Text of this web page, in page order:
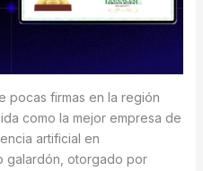
pocas firmas en la región
como la mejor empresa de
artificial en
galardón, otorgado por